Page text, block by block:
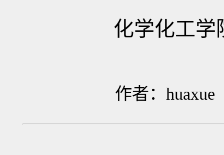
化学化工学
作者：